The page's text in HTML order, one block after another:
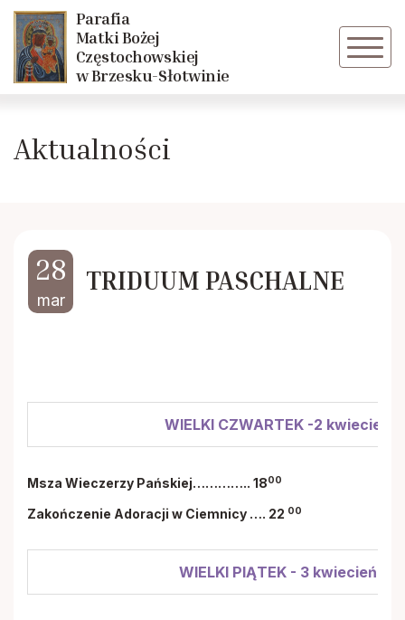
Parafia
Matki Bożej
Częstochowskiej
w Brzesku-Słotwinie
O parafii
Duszpasterze
Liturgiczna Służba Ołtarza
Róże Różańcowe
Aktualności
28
mar
TRIDUUM PASCHALNE
WIELKI CZWARTEK -2 kwiecień
Msza Wieczerzy Pańskiej………….. 1800
Zakończenie Adoracji w Ciemnicy …. 22 00
WIELKI PIĄTEK - 3 kwiecień